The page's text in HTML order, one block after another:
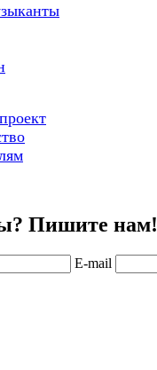
Пишите нам!
E-mail